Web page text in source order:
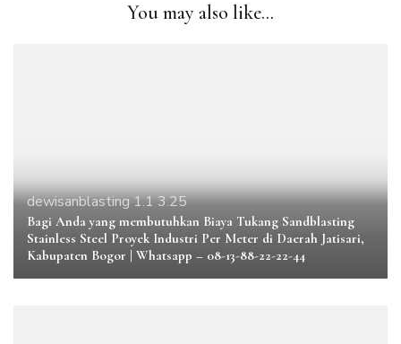
You may also like...
dewisanblasting 1.1 3.25
Bagi Anda yang membutuhkan Biaya Tukang Sandblasting
Stainless Steel Proyek Industri Per Meter di Daerah Jatisari,
Kabupaten Bogor | Whatsapp – 08-13-88-22-22-44